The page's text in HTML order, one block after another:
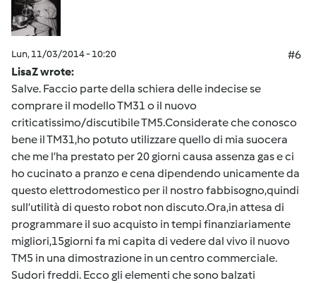
Lun, 11/03/2014 - 10:20
#6
LisaZ wrote:
Salve. Faccio parte della schiera delle indecise se
comprare il modello TM31 o il nuovo
criticatissimo/discutibile TM5.Considerate che conosco
bene il TM31,ho potuto utilizzare quello di mia suocera
che me l’ha prestato per 20 giorni causa assenza gas e ci
ho cucinato a pranzo e cena dipendendo unicamente da
questo elettrodomestico per il nostro fabbisogno,quindi
sull’utilità di questo robot non discuto.Ora,in attesa di
programmare il suo acquisto in tempi finanziariamente
migliori,15giorni fa mi capita di vedere dal vivo il nuovo
TM5 in una dimostrazione in un centro commerciale.
Sudori freddi. Ecco gli elementi che sono balzati